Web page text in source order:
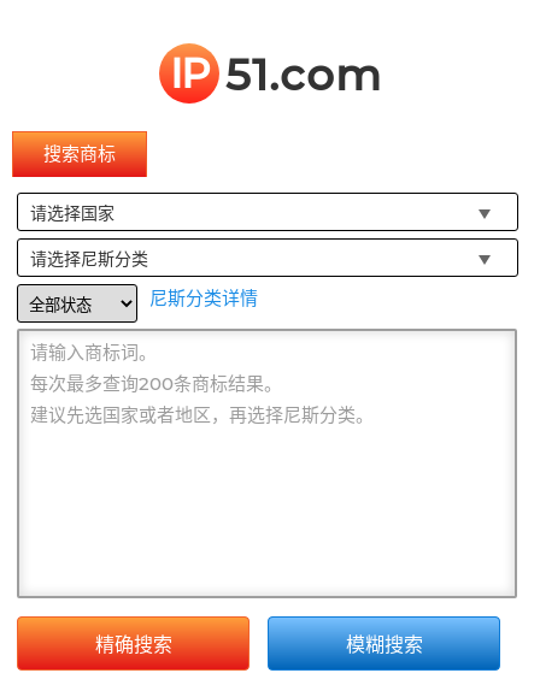
IP 51.com
搜索商标
请选择国家
请选择尼斯分类
尼斯分类详情
精确搜索 模糊搜索